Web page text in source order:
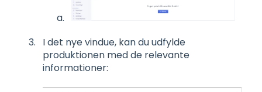
I det nye vindue, kan du udfylde
produktionen med de relevante
informationer: